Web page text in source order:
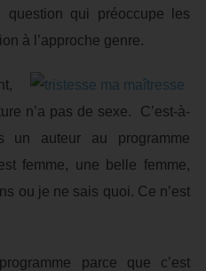
question qui préoccupe les
à l’approche genre.
n’a pas de sexe. C’est-à-
un auteur au programme
femme, une belle femme,
ou je ne sais quoi. Ce n’est
parce que c’est